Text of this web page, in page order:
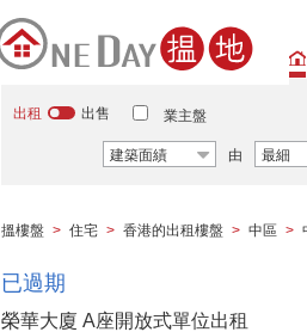
出租 出售 業主盤
建築面績 由 最細
搵樓盤 > 住宅 > 香港的出租樓盤 > 中區 >
已過期
榮華大廈 A座開放式單位出租